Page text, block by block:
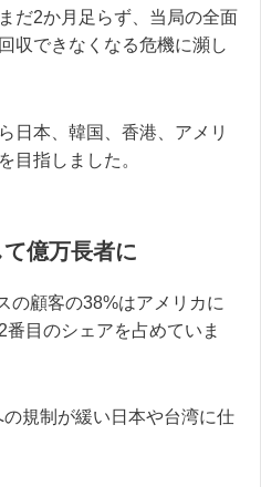
だ2か月足らず、当局の全面
収できなくなる危機に瀕し
日本、韓国、香港、アメリ
目指しました。
億万長者に
の顧客の38%はアメリカに
目のシェアを占めていま
規制が緩い日本や台湾に仕